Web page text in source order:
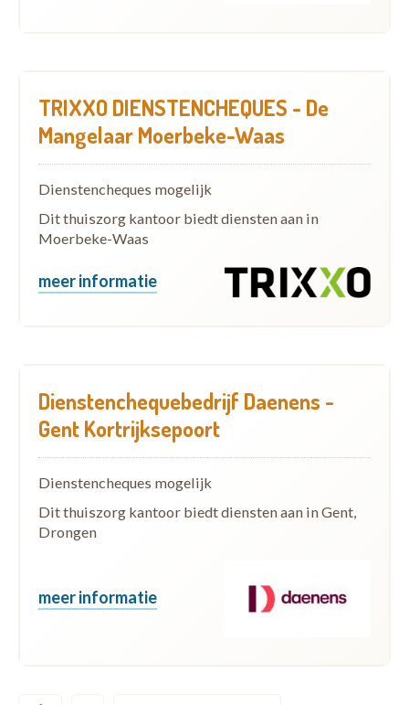
TRIXXO DIENSTENCHEQUES - De
Mangelaar Moerbeke-Waas
Dienstencheques mogelijk
Dit thuiszorg kantoor biedt diensten aan in
Moerbeke-Waas
meer informatie
Dienstenchequebedrijf Daenens -
Gent Kortrijksepoort
Dienstencheques mogelijk
Dit thuiszorg kantoor biedt diensten aan in Gent,
Drongen
meer informatie